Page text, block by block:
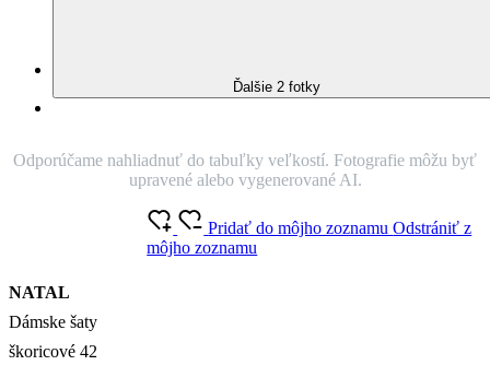
Ďalšie 2 fotky
Odporúčame nahliadnuť do tabuľky veľkostí. Fotografie môžu byť
upravené alebo vygenerované AI.
NATAL
Dámske šaty
škoricové 42
Pridať do môjho zoznamuOdstrániť z
môjho zoznamu